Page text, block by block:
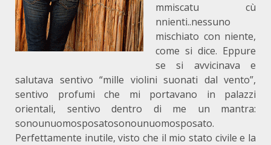
mmiscatu cù
nnienti..nessuno
mischiato con niente,
come si dice. Eppure
se si avvicinava e
salutava sentivo “mille violini suonati dal vento”,
sentivo profumi che mi portavano in palazzi
orientali, sentivo dentro di me un mantra:
sonounuomosposatosonounuomosposato.
Perfettamente inutile, visto che il mio stato civile e la